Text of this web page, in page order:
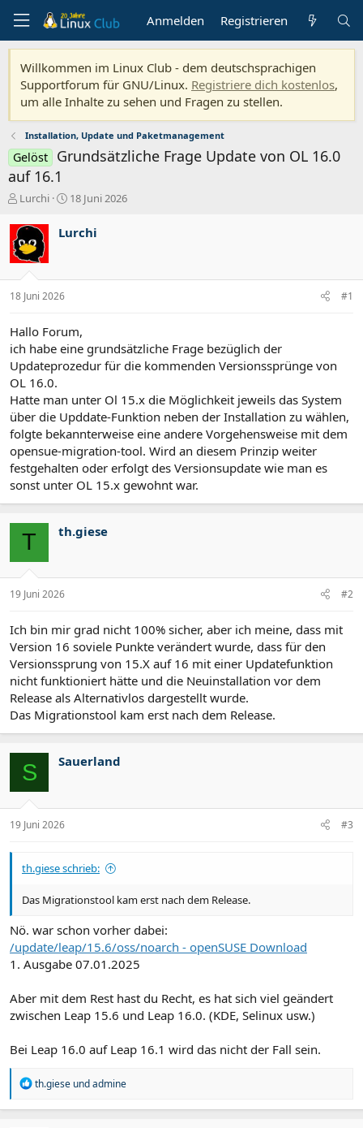
Anmelden Registrieren
Willkommen im Linux Club - dem deutschsprachigen
Supportforum für GNU/Linux. Registriere dich kostenlos,
um alle Inhalte zu sehen und Fragen zu stellen.
Installation, Update und Paketmanagement
Gelöst
Grundsätzliche Frage Update von OL 16.0
auf 16.1
E
s
t
e
l
e
Lurchi
E
t
l
m
18 Juni 2026
Lurchi
18 Juni 2026 #1
Hallo Forum,
ich habe eine grundsätzliche Frage bezüglich der
Updateprozedur für die kommenden Versionssprünge von
OL 16.0.
Hatte man unter Ol 15.x die Möglichkeit jeweils das System
über die Upddate-Funktion neben der Installation zu wählen,
folgte bekannterweise eine andere Vorgehensweise mit dem
opensue-migration-tool. Wird an diesem Prinzip weiter
festgehalten oder erfolgt des Versionsupdate wie man es
sonst unter OL 15.x gewohnt war.
T th.giese
19 Juni 2026 #2
Ich bin mir grad nicht 100% sicher, aber ich meine, dass mit
Version 16 soviele Punkte verändert wurde, dass für den
Versionssprung von 15.X auf 16 mit einer Updatefunktion
nicht funktioniert hätte und die Neuinstallation vor dem
Release als Alternativlos dargestellt wurde.
Das Migrationstool kam erst nach dem Release.
S Sauerland
19 Juni 2026 #3
th.giese schrieb:
Das Migrationstool kam erst nach dem Release.
Nö. war schon vorher dabei:
/update/leap/15.6/oss/noarch - openSUSE Download
1. Ausgabe 07.01.2025
Aber mit dem Rest hast du Recht, es hat sich viel geändert
zwischen Leap 15.6 und Leap 16.0. (KDE, Selinux usw.)
Bei Leap 16.0 auf Leap 16.1 wird das nicht der Fall sein.
R
a
th.giese undadmine